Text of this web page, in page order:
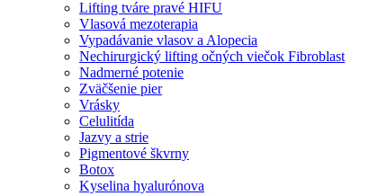
Lifting tváre pravé HIFU
Vlasová mezoterapia
Vypadávanie vlasov a Alopecia
Nechirurgický lifting očných viečok Fibroblast
Nadmerné potenie
Zväčšenie pier
Vrásky
Celulitída
Jazvy a strie
Pigmentové škvrny
Botox
Kyselina hyalurónova